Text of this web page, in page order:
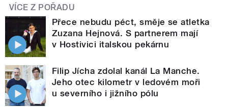
VÍCE Z POŘADU
Přece nebudu péct, směje se atletka
Zuzana Hejnová. S partnerem mají
v Hostivici italskou pekárnu
Filip Jícha zdolal kanál La Manche.
Jeho otec kilometr v ledovém moři
u severního i jižního pólu